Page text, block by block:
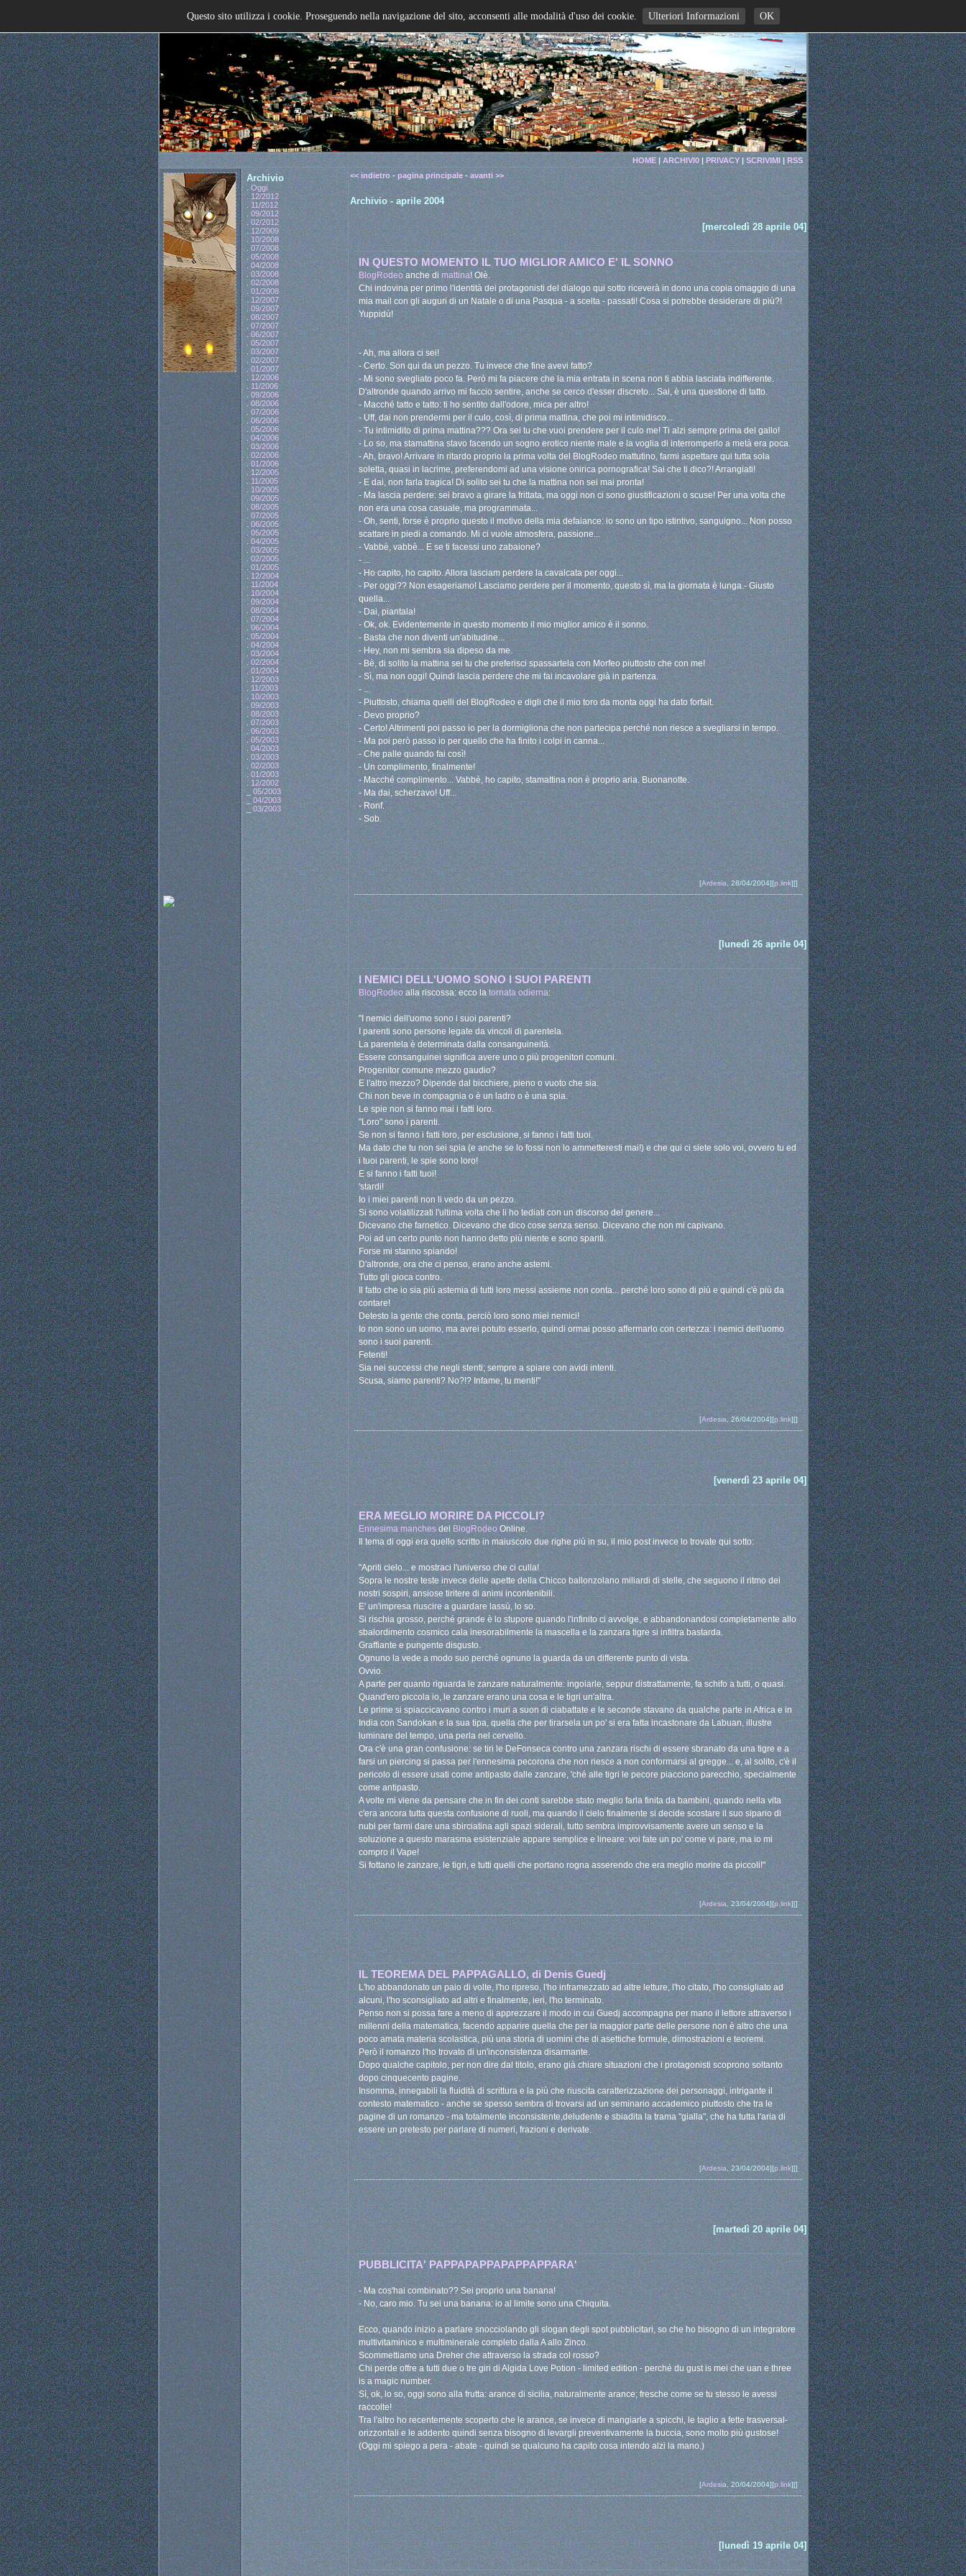
HOME|ARCHIVI0|PRIVACY|SCRIVIMI|RSS
Archivio
.Oggi
.12/2012
.11/2012
.09/2012
.02/2012
.12/2009
.10/2008
.07/2008
.05/2008
.04/2008
.03/2008
.02/2008
.01/2008
.12/2007
.09/2007
.08/2007
.07/2007
.06/2007
.05/2007
.03/2007
.02/2007
.01/2007
.12/2006
.11/2006
.09/2006
.08/2006
.07/2006
.06/2006
.05/2006
.04/2006
.03/2006
.02/2006
.01/2006
.12/2005
.11/2005
.10/2005
.09/2005
.08/2005
.07/2005
.06/2005
.05/2005
.04/2005
.03/2005
.02/2005
.01/2005
.12/2004
.11/2004
.10/2004
.09/2004
.08/2004
.07/2004
.06/2004
.05/2004
.04/2004
.03/2004
.02/2004
.01/2004
.12/2003
.11/2003
.10/2003
.09/2003
.08/2003
.07/2003
.06/2003
.05/2003
.04/2003
.03/2003
.02/2003
.01/2003
.12/2002
_05/2003
_04/2003
_03/2003
<< indietro-pagina principale-avanti >>
Archivio - aprile 2004
[mercoledì 28 aprile 04]
IN QUESTO MOMENTO IL TUO MIGLIOR AMICO E' IL SONNO
BlogRodeoanche dimattina! Olè.
Chi indovina per primo l'identità dei protagonisti del dialogo qui sotto riceverà in dono una copia omaggio di una
mia mail con gli auguri di un Natale o di una Pasqua - a scelta - passati! Cosa si potrebbe desiderare di più?!
Yuppidù!
- Ah, ma allora ci sei!
- Certo. Son qui da un pezzo. Tu invece che fine avevi fatto?
- Mi sono svegliato poco fa. Però mi fa piacere che la mia entrata in scena non ti abbia lasciata indifferente.
D'altronde quando arrivo mi faccio sentire, anche se cerco d'esser discreto... Sai, è una questione di tatto.
- Macché tatto e tatto: ti ho sentito dall'odore, mica per altro!
- Uff, dai non prendermi per il culo, così, di prima mattina, che poi mi intimidisco...
- Tu intimidito di prima mattina??? Ora sei tu che vuoi prendere per il culo me! Ti alzi sempre prima del gallo!
- Lo so, ma stamattina stavo facendo un sogno erotico niente male e la voglia di interromperlo a metà era poca.
- Ah, bravo! Arrivare in ritardo proprio la prima volta del BlogRodeo mattutino, farmi aspettare qui tutta sola
soletta, quasi in lacrime, preferendomi ad una visione onirica pornografica! Sai che ti dico?! Arrangiati!
- E dai, non farla tragica! Di solito sei tu che la mattina non sei mai pronta!
- Ma lascia perdere: sei bravo a girare la frittata, ma oggi non ci sono giustificazioni o scuse! Per una volta che
non era una cosa casuale, ma programmata...
- Oh, senti, forse è proprio questo il motivo della mia defaiance: io sono un tipo istintivo, sanguigno... Non posso
scattare in piedi a comando. Mi ci vuole atmosfera, passione...
- Vabbè, vabbè... E se ti facessi uno zabaione?
- ...
- Ho capito, ho capito. Allora lasciam perdere la cavalcata per oggi...
- Per oggi?? Non esageriamo! Lasciamo perdere per il momento, questo sì, ma la giornata è lunga.- Giusto
quella...
- Dai, piantala!
- Ok, ok. Evidentemente in questo momento il mio miglior amico è il sonno.
- Basta che non diventi un'abitudine...
- Hey, non mi sembra sia dipeso da me.
- Bè, di solito la mattina sei tu che preferisci spassartela con Morfeo piuttosto che con me!
- Sì, ma non oggi! Quindi lascia perdere che mi fai incavolare già in partenza.
- ...
- Piuttosto, chiama quelli del BlogRodeo e digli che il mio toro da monta oggi ha dato forfait.
- Devo proprio?
- Certo! Altrimenti poi passo io per la dormigliona che non partecipa perché non riesce a svegliarsi in tempo.
- Ma poi però passo io per quello che ha finito i colpi in canna...
- Che palle quando fai così!
- Un complimento, finalmente!
- Macché complimento... Vabbè, ho capito, stamattina non è proprio aria. Buonanotte.
- Ma dai, scherzavo! Uff...
- Ronf.
- Sob.
[Ardesia, 28/04/2004][p.link][]
[lunedì 26 aprile 04]
I NEMICI DELL'UOMO SONO I SUOI PARENTI
BlogRodeoalla riscossa: ecco latornata odierna:
"I nemici dell'uomo sono i suoi parenti?
I parenti sono persone legate da vincoli di parentela.
La parentela è determinata dalla consanguineità.
Essere consanguinei significa avere uno o più progenitori comuni.
Progenitor comune mezzo gaudio?
E l'altro mezzo? Dipende dal bicchiere, pieno o vuoto che sia.
Chi non beve in compagnia o è un ladro o è una spia.
Le spie non si fanno mai i fatti loro.
"Loro" sono i parenti.
Se non si fanno i fatti loro, per esclusione, si fanno i fatti tuoi.
Ma dato che tu non sei spia (e anche se lo fossi non lo ammetteresti mai!) e che qui ci siete solo voi, ovvero tu ed
i tuoi parenti, le spie sono loro!
E si fanno i fatti tuoi!
'stardi!
Io i miei parenti non li vedo da un pezzo.
Si sono volatilizzati l'ultima volta che li ho tediati con un discorso del genere...
Dicevano che farnetico. Dicevano che dico cose senza senso. Dicevano che non mi capivano.
Poi ad un certo punto non hanno detto più niente e sono spariti.
Forse mi stanno spiando!
D'altronde, ora che ci penso, erano anche astemi.
Tutto gli gioca contro.
Il fatto che io sia più astemia di tutti loro messi assieme non conta... perché loro sono di più e quindi c'è più da
contare!
Detesto la gente che conta, perciò loro sono miei nemici!
Io non sono un uomo, ma avrei potuto esserlo, quindi ormai posso affermarlo con certezza: i nemici dell'uomo
sono i suoi parenti.
Fetenti!
Sia nei successi che negli stenti; sempre a spiare con avidi intenti.
Scusa, siamo parenti? No?!? Infame, tu menti!"
[Ardesia, 26/04/2004][p.link][]
[venerdì 23 aprile 04]
ERA MEGLIO MORIRE DA PICCOLI?
Ennesima manchesdelBlogRodeoOnline.
Il tema di oggi era quello scritto in maiuscolo due righe più in su, il mio post invece lo trovate qui sotto:
"Apriti cielo... e mostraci l'universo che ci culla!
Sopra le nostre teste invece delle apette della Chicco ballonzolano miliardi di stelle, che seguono il ritmo dei
nostri sospiri, ansiose tiritere di animi incontenibili.
E' un'impresa riuscire a guardare lassù, lo so.
Si rischia grosso, perché grande è lo stupore quando l'infinito ci avvolge, e abbandonandosi completamente allo
sbalordimento cosmico cala inesorabilmente la mascella e la zanzara tigre si infiltra bastarda.
Graffiante e pungente disgusto.
Ognuno la vede a modo suo perché ognuno la guarda da un differente punto di vista.
Ovvio.
A parte per quanto riguarda le zanzare naturalmente: ingoiarle, seppur distrattamente, fa schifo a tutti, o quasi.
Quand'ero piccola io, le zanzare erano una cosa e le tigri un'altra.
Le prime si spiaccicavano contro i muri a suon di ciabattate e le seconde stavano da qualche parte in Africa e in
India con Sandokan e la sua tipa, quella che per tirarsela un po' si era fatta incastonare da Labuan, illustre
luminare del tempo, una perla nel cervello.
Ora c'è una gran confusione: se tiri le DeFonseca contro una zanzara rischi di essere sbranato da una tigre e a
farsi un piercing si passa per l'ennesima pecorona che non riesce a non conformarsi al gregge... e, al solito, c'è il
pericolo di essere usati come antipasto dalle zanzare, 'ché alle tigri le pecore piacciono parecchio, specialmente
come antipasto.
A volte mi viene da pensare che in fin dei conti sarebbe stato meglio farla finita da bambini, quando nella vita
c'era ancora tutta questa confusione di ruoli, ma quando il cielo finalmente si decide scostare il suo sipario di
nubi per farmi dare una sbirciatina agli spazi siderali, tutto sembra improvvisamente avere un senso e la
soluzione a questo marasma esistenziale appare semplice e lineare: voi fate un po' come vi pare, ma io mi
compro il Vape!
Si fottano le zanzare, le tigri, e tutti quelli che portano rogna asserendo che era meglio morire da piccoli!"
[Ardesia, 23/04/2004][p.link][]
IL TEOREMA DEL PAPPAGALLO, di Denis Guedj
L'ho abbandonato un paio di volte, l'ho ripreso, l'ho inframezzato ad altre letture, l'ho citato, l'ho consigliato ad
alcuni, l'ho sconsigliato ad altri e finalmente, ieri, l'ho terminato.
Penso non si possa fare a meno di apprezzare il modo in cui Guedj accompagna per mano il lettore attraverso i
millenni della matematica, facendo apparire quella che per la maggior parte delle persone non è altro che una
poco amata materia scolastica, più una storia di uomini che di asettiche formule, dimostrazioni e teoremi.
Però il romanzo l'ho trovato di un'inconsistenza disarmante.
Dopo qualche capitolo, per non dire dal titolo, erano già chiare situazioni che i protagonisti scoprono soltanto
dopo cinquecento pagine.
Insomma, innegabili la fluidità di scrittura e la più che riuscita caratterizzazione dei personaggi, intrigante il
contesto matematico - anche se spesso sembra di trovarsi ad un seminario accademico piuttosto che tra le
pagine di un romanzo - ma totalmente inconsistente,deludente e sbiadita la trama "gialla", che ha tutta l'aria di
essere un pretesto per parlare di numeri, frazioni e derivate.
[Ardesia, 23/04/2004][p.link][]
[martedì 20 aprile 04]
PUBBLICITA' PAPPAPAPPAPAPPAPPARA'
- Ma cos'hai combinato?? Sei proprio una banana!
- No, caro mio. Tu sei una banana: io al limite sono una Chiquita.
Ecco, quando inizio a parlare snocciolando gli slogan degli spot pubblicitari, so che ho bisogno di un integratore
multivitaminico e multiminerale completo dalla A allo Zinco.
Scommettiamo una Dreher che attraverso la strada col rosso?
Chi perde offre a tutti due o tre giri di Algida Love Potion - limited edition - perché du gust is mei che uan e three
is a magic number.
Sì, ok, lo so, oggi sono alla frutta: arance di sicilia, naturalmente arance; fresche come se tu stesso le avessi
raccolte!
Tra l'altro ho recentemente scoperto che le arance, se invece di mangiarle a spicchi, le taglio a fette trasversal-
orizzontali e le addento quindi senza bisogno di levargli preventivamente la buccia, sono molto più gustose!
(Oggi mi spiego a pera - abate - quindi se qualcuno ha capito cosa intendo alzi la mano.)
[Ardesia, 20/04/2004][p.link][]
[lunedì 19 aprile 04]
Questo sito utilizza i cookie. Proseguendo nella navigazione del sito, acconsenti alle modalità d'uso dei cookie. Ulteriori Informazioni OK